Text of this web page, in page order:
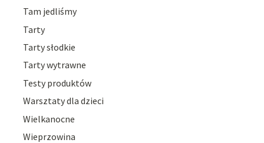
Tam jedliśmy
Tarty
Tarty słodkie
Tarty wytrawne
Testy produktów
Warsztaty dla dzieci
Wielkanocne
Wieprzowina